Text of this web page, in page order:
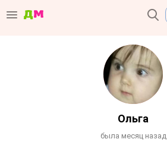
Ольга
была месяц назад